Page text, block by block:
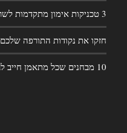
3 טכניקות אימון מתקדמות לשריפת שומן
חזקו את נקודות התורפה שלכם
10 מבחנים שכל מתאמן חייב לבצע